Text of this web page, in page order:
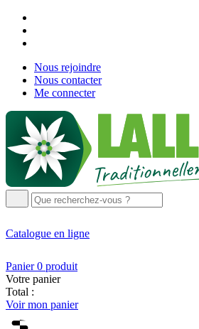
Nous rejoindre
Nous contacter
Me connecter
Catalogue en ligne
Panier 0 produit
Votre panier
Total :
Voir mon panier